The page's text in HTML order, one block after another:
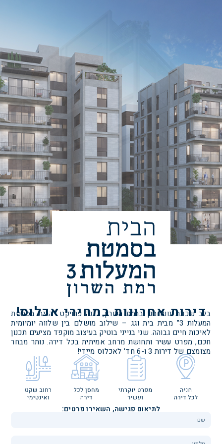
דירות אחרונות במחירי אכלוס!
בלב שכונת נווה מגן ברמת השרון, נבנה פרויקט “הבית בסמטת
המעלות 3” מבית בית וגג – שילוב מושלם בין שלווה יומיומית
לאיכות חיים גבוהה. שני בנייני בוטיק בעיצוב מוקפד מציעים תכנון
חכם, מפרט עשיר ותחושת מרחב אמיתית בכל דירה. נותר מבחר
מצומצם של דירות 3 ו-6 חד' לאכלוס מיידי!
לתיאום פגישה, השאירו פרטים: